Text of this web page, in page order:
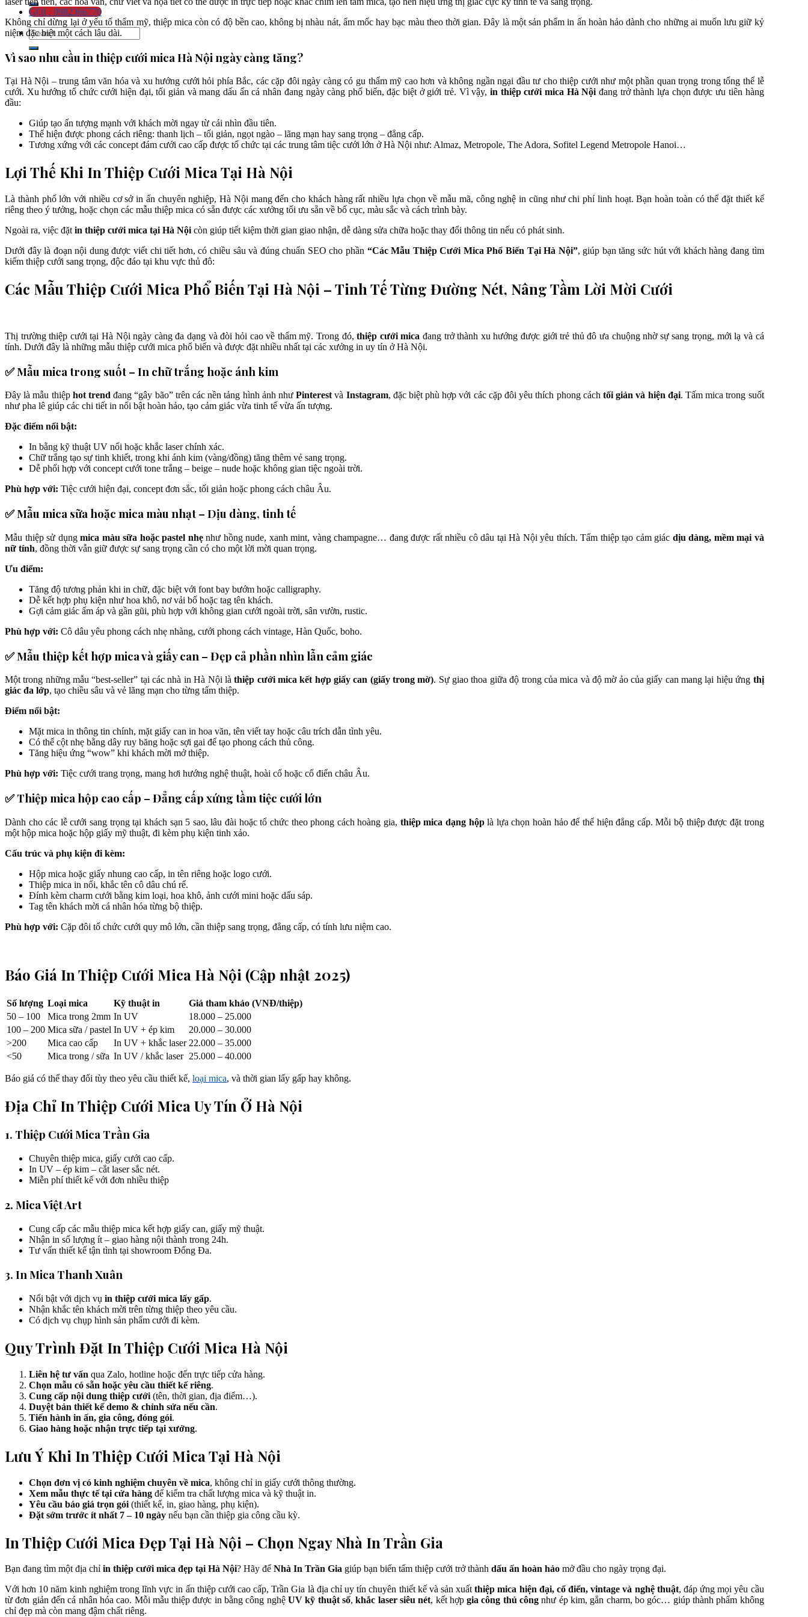
GỌI : 0982366770
Không chỉ dừng lại ở yếu tố thẩm mỹ, thiệp mica còn có độ bền cao, không bị nhàu nát, ẩm mốc hay bạc màu theo thời gian. Đây là một sản phẩm in ấn hoàn hảo dành cho những ai muốn lưu giữ kỷ
niệm đặc biệt một cách lâu dài.
Vì sao nhu cầu in thiệp cưới mica Hà Nội ngày càng tăng?
Tại Hà Nội – trung tâm văn hóa và xu hướng cưới hỏi phía Bắc, các cặp đôi ngày càng có gu thẩm mỹ cao hơn và không ngần ngại đầu tư cho thiệp cưới như một phần quan trọng trong tổng thể lễ
cưới. Xu hướng tổ chức cưới hiện đại, tối giản và mang dấu ấn cá nhân đang ngày càng phổ biến, đặc biệt ở giới trẻ. Vì vậy, in thiệp cưới mica Hà Nộiđang trở thành lựa chọn được ưu tiên hàng
đầu:
Giúp tạo ấn tượng mạnh với khách mời ngay từ cái nhìn đầu tiên.
Thể hiện được phong cách riêng: thanh lịch – tối giản, ngọt ngào – lãng mạn hay sang trọng – đẳng cấp.
Tương xứng với các concept đám cưới cao cấp được tổ chức tại các trung tâm tiệc cưới lớn ở Hà Nội như: Almaz, Metropole, The Adora, Sofitel Legend Metropole Hanoi…
Lợi Thế Khi In Thiệp Cưới Mica Tại Hà Nội
Là thành phố lớn với nhiều cơ sở in ấn chuyên nghiệp, Hà Nội mang đến cho khách hàng rất nhiều lựa chọn về mẫu mã, công nghệ in cũng như chi phí linh hoạt. Bạn hoàn toàn có thể đặt thiết kế
riêng theo ý tưởng, hoặc chọn các mẫu thiệp mica có sẵn được các xưởng tối ưu sẵn về bố cục, màu sắc và cách trình bày.
Ngoài ra, việc đặt in thiệp cưới mica tại Hà Nội còn giúp tiết kiệm thời gian giao nhận, dễ dàng sửa chữa hoặc thay đổi thông tin nếu có phát sinh.
Dưới đây là đoạn nội dung được viết chi tiết hơn, có chiều sâu và đúng chuẩn SEO cho phần “Các Mẫu Thiệp Cưới Mica Phổ Biến Tại Hà Nội”, giúp bạn tăng sức hút với khách hàng đang tìm
kiếm thiệp cưới sang trọng, độc đáo tại khu vực thủ đô:
Các Mẫu Thiệp Cưới Mica Phổ Biến Tại Hà Nội – Tinh Tế Từng Đường Nét, Nâng Tầm Lời Mời Cưới
Thị trường thiệp cưới tại Hà Nội ngày càng đa dạng và đòi hỏi cao về thẩm mỹ. Trong đó,thiệp cưới mica đang trở thành xu hướng được giới trẻ thủ đô ưa chuộng nhờ sự sang trọng, mới lạ và cá
tính. Dưới đây là những mẫu thiệp cưới mica phổ biến và được đặt nhiều nhất tại các xưởng in uy tín ở Hà Nội.
✅ Mẫu mica trong suốt – In chữ trắng hoặc ánh kim
Đây là mẫu thiệp hot trendđang “gây bão” trên các nền tảng hình ảnh nhưPinterestvà Instagram, đặc biệt phù hợp với các cặp đôi yêu thích phong cách tối giản và hiện đại. Tấm mica trong suốt
như pha lê giúp các chi tiết in nổi bật hoàn hảo, tạo cảm giác vừa tinh tế vừa ấn tượng.
Đặc điểm nổi bật:
In bằng kỹ thuật UV nổi hoặc khắc laser chính xác.
Chữ trắng tạo sự tinh khiết, trong khi ánh kim (vàng/đồng) tăng thêm vẻ sang trọng.
Dễ phối hợp với concept cưới tone trắng – beige – nude hoặc không gian tiệc ngoài trời.
Phù hợp với: Tiệc cưới hiện đại, concept đơn sắc, tối giản hoặc phong cách châu Âu.
✅ Mẫu mica sữa hoặc mica màu nhạt – Dịu dàng, tinh tế
Mẫu thiệp sử dụng mica màu sữa hoặc pastel nhẹnhư hồng nude, xanh mint, vàng champagne… đang được rất nhiều cô dâu tại Hà Nội yêu thích. Tấm thiệp tạo cảm giác dịu dàng, mềm mại và
nữ tính, đồng thời vẫn giữ được sự sang trọng cần có cho một lời mời quan trọng.
Ưu điểm:
Tăng độ tương phản khi in chữ, đặc biệt với font bay bướm hoặc calligraphy.
Dễ kết hợp phụ kiện như hoa khô, nơ vải bố hoặc tag tên khách.
Gợi cảm giác ấm áp và gần gũi, phù hợp với không gian cưới ngoài trời, sân vườn, rustic.
Phù hợp với: Cô dâu yêu phong cách nhẹ nhàng, cưới phong cách vintage, Hàn Quốc, boho.
✅ Mẫu thiệp kết hợp mica và giấy can – Đẹp cả phần nhìn lẫn cảm giác
Một trong những mẫu “best-seller” tại các nhà in Hà Nội làthiệp cưới mica kết hợp giấy can (giấy trong mờ). Sự giao thoa giữa độ trong của mica và độ mờ ảo của giấy can mang lại hiệu ứng thị
giác đa lớp, tạo chiều sâu và vẻ lãng mạn cho từng tấm thiệp.
Điểm nổi bật:
Mặt mica in thông tin chính, mặt giấy can in hoa văn, tên viết tay hoặc câu trích dẫn tình yêu.
Có thể cột nhẹ bằng dây ruy băng hoặc sợi gai để tạo phong cách thủ công.
Tăng hiệu ứng “wow” khi khách mời mở thiệp.
Phù hợp với: Tiệc cưới trang trọng, mang hơi hướng nghệ thuật, hoài cổ hoặc cổ điển châu Âu.
✅ Thiệp mica hộp cao cấp – Đẳng cấp xứng tầm tiệc cưới lớn
Dành cho các lễ cưới sang trọng tại khách sạn 5 sao, lâu đài hoặc tổ chức theo phong cách hoàng gia, thiệp mica dạng hộplà lựa chọn hoàn hảo để thể hiện đẳng cấp. Mỗi bộ thiệp được đặt trong
một hộp mica hoặc hộp giấy mỹ thuật, đi kèm phụ kiện tinh xảo.
Cấu trúc và phụ kiện đi kèm:
Hộp mica hoặc giấy nhung cao cấp, in tên riêng hoặc logo cưới.
Thiệp mica in nổi, khắc tên cô dâu chú rể.
Đính kèm charm cưới bằng kim loại, hoa khô, ảnh cưới mini hoặc dấu sáp.
Tag tên khách mời cá nhân hóa từng bộ thiệp.
Phù hợp với: Cặp đôi tổ chức cưới quy mô lớn, cần thiệp sang trọng, đẳng cấp, có tính lưu niệm cao.
Báo Giá In Thiệp Cưới Mica Hà Nội (Cập nhật 2025)
Số lượng Loại mica Kỹ thuật in
Giá tham khảo (VNĐ/thiệp)
50 – 100
Mica trong 2mm In UV
18.000 – 25.000
100 – 200 Mica sữa / pastel In UV + ép kim
20.000 – 30.000
>200
Mica cao cấp In UV + khắc laser 22.000 – 35.000
<50
Mica trong / sữa In UV / khắc laser 25.000 – 40.000
Báo giá có thể thay đổi tùy theo yêu cầu thiết kế, loại mica, và thời gian lấy gấp hay không.
Địa Chỉ In Thiệp Cưới Mica Uy Tín Ở Hà Nội
1. Thiệp Cưới Mica Trần Gia
Chuyên thiệp mica, giấy cưới cao cấp.
In UV – ép kim – cắt laser sắc nét.
Miễn phí thiết kế với đơn nhiều thiệp
2. Mica Việt Art
Cung cấp các mẫu thiệp mica kết hợp giấy can, giấy mỹ thuật.
Nhận in số lượng ít – giao hàng nội thành trong 24h.
Tư vấn thiết kế tận tình tại showroom Đống Đa.
3. In Mica Thanh Xuân
Nổi bật với dịch vụ in thiệp cưới mica lấy gấp.
Nhận khắc tên khách mời trên từng thiệp theo yêu cầu.
Có dịch vụ chụp hình sản phẩm cưới đi kèm.
Quy Trình Đặt In Thiệp Cưới Mica Hà Nội
Liên hệ tư vấn qua Zalo, hotline hoặc đến trực tiếp cửa hàng.
Chọn mẫu có sẵn hoặc yêu cầu thiết kế riêng.
Cung cấp nội dung thiệp cưới (tên, thời gian, địa điểm…).
Duyệt bản thiết kế demo & chỉnh sửa nếu cần.
Tiến hành in ấn, gia công, đóng gói.
Giao hàng hoặc nhận trực tiếp tại xưởng.
Lưu Ý Khi In Thiệp Cưới Mica Tại Hà Nội
Chọn đơn vị có kinh nghiệm chuyên về mica, không chỉ in giấy cưới thông thường.
Xem mẫu thực tế tại cửa hàng để kiểm tra chất lượng mica và kỹ thuật in.
Yêu cầu báo giá trọn gói (thiết kế, in, giao hàng, phụ kiện).
Đặt sớm trước ít nhất 7 – 10 ngày nếu bạn cần thiệp gia công cầu kỳ.
In Thiệp Cưới Mica Đẹp Tại Hà Nội – Chọn Ngay Nhà In Trần Gia
Bạn đang tìm một địa chỉ in thiệp cưới mica đẹp tại Hà Nội? Hãy để Nhà In Trần Gia giúp bạn biến tấm thiệp cưới trở thành dấu ấn hoàn hảo mở đầu cho ngày trọng đại.
Với hơn 10 năm kinh nghiệm trong lĩnh vực in ấn thiệp cưới cao cấp, Trần Gia là địa chỉ uy tín chuyên thiết kế và sản xuấtthiệp mica hiện đại, cổ điển, vintage và nghệ thuật, đáp ứng mọi yêu cầu
từ đơn giản đến cá nhân hóa cao. Mỗi mẫu thiệp được in bằng công nghệ UV kỹ thuật số,khắc laser siêu nét, kết hợpgia công thủ công như ép kim, gắn charm, bo góc… giúp thành phẩm không
chỉ đẹp mà còn mang đậm chất riêng.